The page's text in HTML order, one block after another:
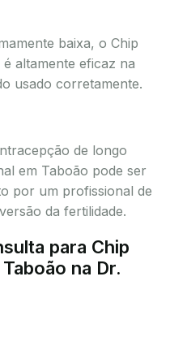
baixa, o Chip
altamente eficaz na
usado corretamente.
de longo
em Taboão pode ser
por um profissional de
da fertilidade.
para Chip
na Dr.